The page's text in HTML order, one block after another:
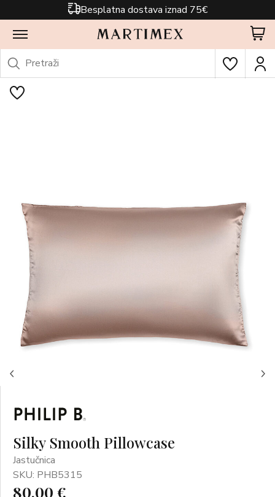
Besplatna dostava iznad 75€
Silky Smooth Pillowcase
Jastučnica
SKU: PHB5315
80,00 €